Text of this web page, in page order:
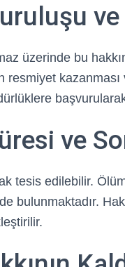
üzerinde bu
resmiyet
ve
tesis edilebilir.
bulunmaktadır.